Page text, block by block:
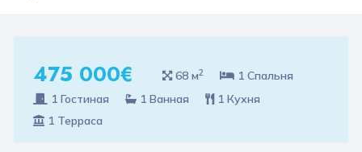
475 000€ 68 м2
1 Спальня
1 Гостиная
1 Ванная
1 Кухня
1 Терраса